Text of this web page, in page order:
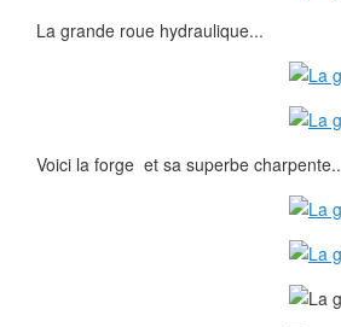
La grande roue hydraulique...
Voici la forge et sa superbe charpente..